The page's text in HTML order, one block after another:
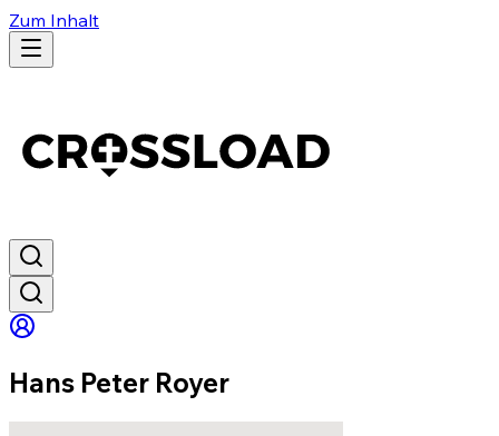
Zum Inhalt
Hans Peter Royer